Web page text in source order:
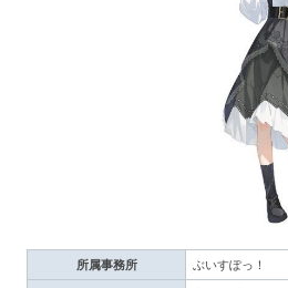
所属事務所 ぶいすぽっ！